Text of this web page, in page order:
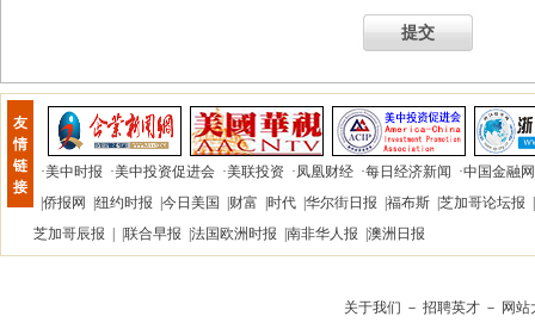
提交
友
情
链
接
·美中时报 ·美中投资促进会 ·美联投资 ·凤凰财经 ·每日经济新闻 ·中国金融网
侨报网 纽约时报 今日美国 财富 时代 华尔街日报 福布斯 芝加哥论坛报
芝加哥辰报
联合早报 法国欧洲时报 南非华人报 澳洲日报
关于我们 － 招聘英才 － 网站